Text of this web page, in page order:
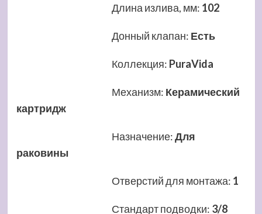
Длина излива, мм: 102
Донный клапан: Есть
Коллекция: PuraVida
Механизм: Керамический
картридж
Назначение:Для
раковины
Отверстий для монтажа: 1
Стандарт подводки: 3/8